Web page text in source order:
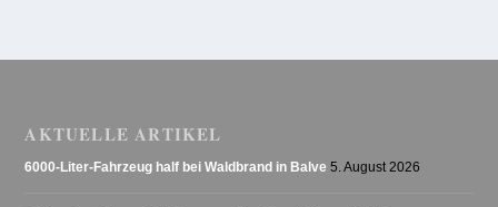
AKTUELLE ARTIKEL
6000-Liter-Fahrzeug half bei Waldbrand in Balve 5. August 2026